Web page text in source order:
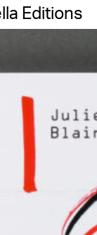
Editions